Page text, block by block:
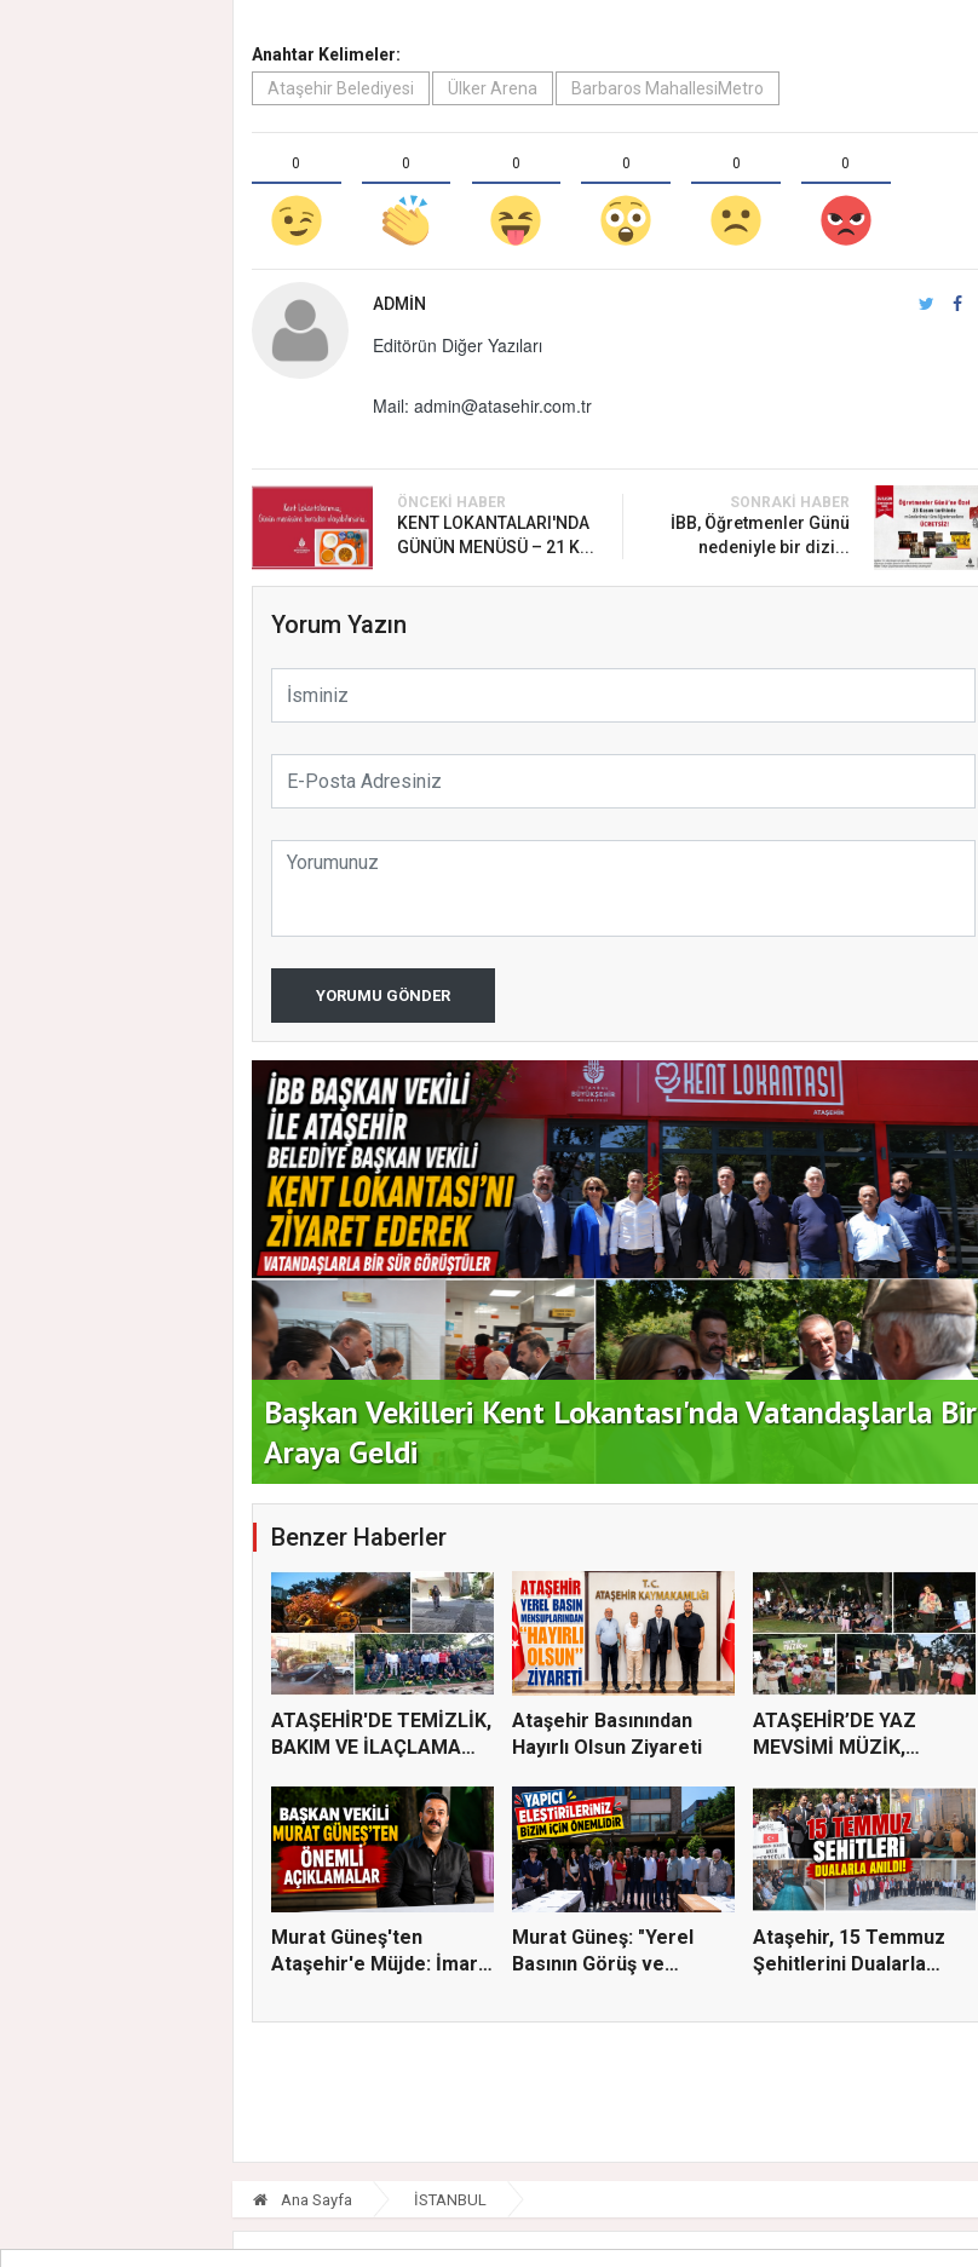
Anahtar Kelimeler:
Ataşehir Belediyesi
Ülker Arena Barbaros MahallesiMetro
0 0 0 0 0 0
ADMIN
Editörün Diğer Yazıları
Mail: admin@atasehir.com.tr
ÖNCEKI HABER
KENT LOKANTALARI'NDA
GÜNÜN MENÜSÜ – 21 K...
SONRAKI HABER
İBB, Öğretmenler Günü
nedeniyle bir dizi...
Yorum Yazın
YORUMU GÖNDER
Başkan Vekilleri Kent Lokantası'nda Vatandaşlarla Bir
Araya Geldi
Benzer Haberler
ATAŞEHİR'DE TEMİZLİK,
BAKIM VE İLAÇLAMA
Ataşehir Basınından
Hayırlı Olsun Ziyareti
ATAŞEHİR’DE YAZ
MEVSİMİ MÜZİK,
Murat Güneş'ten
Ataşehir'e Müjde: İmar
Murat Güneş: "Yerel
Basının Görüş ve
Ataşehir, 15 Temmuz
Şehitlerini Dualarla
Ana Sayfa İSTANBUL